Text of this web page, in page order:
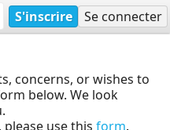
S'inscrire Se connecter
concerns, or wishes to
below. We look
use this form.